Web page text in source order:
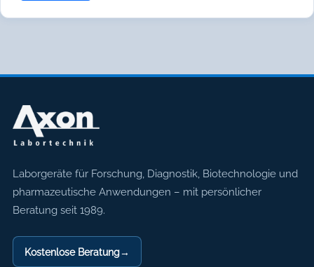
Axon Labortechnik
Laborgeräte für Forschung, Diagnostik, Biotechnologie und
pharmazeutische Anwendungen – mit persönlicher
Beratung seit 1989.
Kostenlose Beratung→